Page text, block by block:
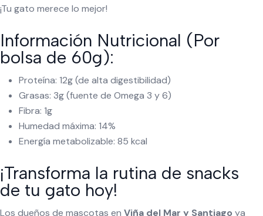
¡Tu gato merece lo mejor!
Información Nutricional (Por
bolsa de 60g):
Proteína: 12g (de alta digestibilidad)
Grasas: 3g (fuente de Omega 3 y 6)
Fibra: 1g
Humedad máxima: 14%
Energía metabolizable: 85 kcal
¡Transforma la rutina de snacks
de tu gato hoy!
Los dueños de mascotas en Viña del Mar y Santiago ya